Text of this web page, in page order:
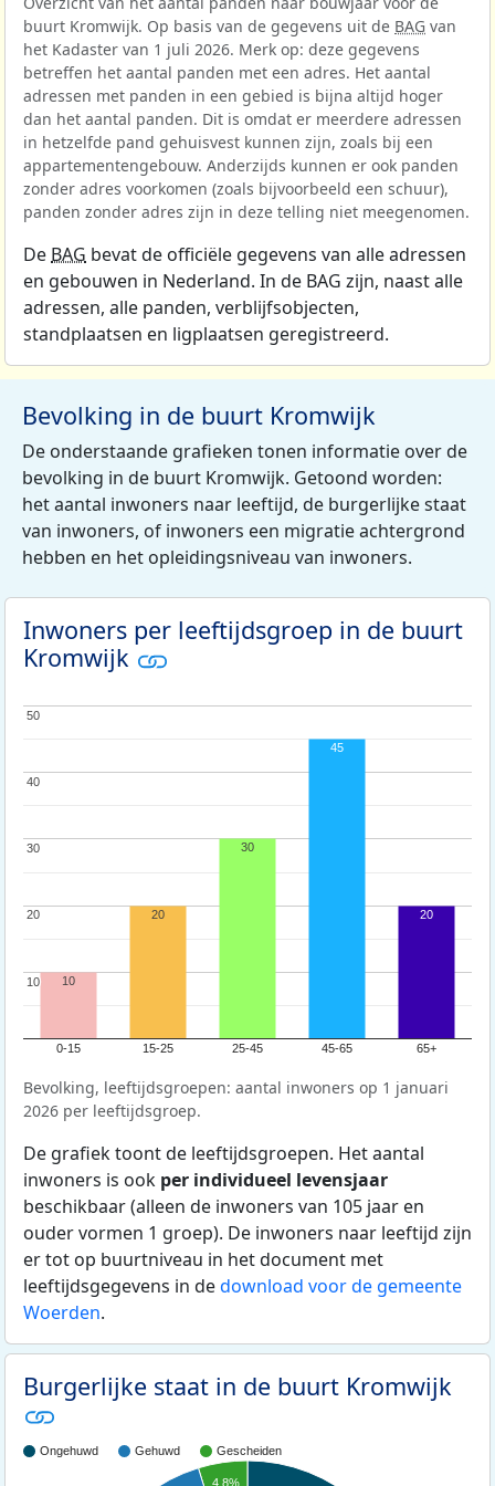
buurt Kromwijk. Op basis van de gegevens uit de BAG van
het Kadaster van 1 juli 2026. Merk op: deze gegevens
betreffen het aantal panden met een adres. Het aantal
adressen met panden in een gebied is bijna altijd hoger
dan het aantal panden. Dit is omdat er meerdere adressen
in hetzelfde pand gehuisvest kunnen zijn, zoals bij een
appartementengebouw. Anderzijds kunnen er ook panden
zonder adres voorkomen (zoals bijvoorbeeld een schuur),
panden zonder adres zijn in deze telling niet meegenomen.
De BAG bevat de officiële gegevens van alle adressen
en gebouwen in Nederland. In de BAG zijn, naast alle
adressen, alle panden, verblijfsobjecten,
standplaatsen en ligplaatsen geregistreerd.
Bevolking in de buurt Kromwijk
De onderstaande grafieken tonen informatie over de
bevolking in de buurt Kromwijk. Getoond worden:
het aantal inwoners naar leeftijd, de burgerlijke staat
van inwoners, of inwoners een migratie achtergrond
hebben en het opleidingsniveau van inwoners.
Inwoners per leeftijdsgroep in de buurt
Kromwijk
0-15 15-25 25-45 45-65 65+
10
10
20
20
30
30
40
40
50
50
10
20
30
45
20
Bevolking, leeftijdsgroepen: aantal inwoners op 1 januari
2026 per leeftijdsgroep.
De grafiek toont de leeftijdsgroepen. Het aantal
inwoners is ook per individueel levensjaar
beschikbaar (alleen de inwoners van 105 jaar en
ouder vormen 1 groep). De inwoners naar leeftijd zijn
er tot op buurtniveau in het document met
leeftijdsgegevens in dedownload voor de gemeente
Woerden.
Burgerlijke staat in de buurt Kromwijk
Ongehuwd Gehuwd Gescheiden
4,8%